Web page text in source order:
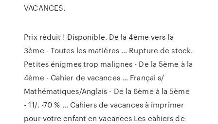
VACANCES.
Prix réduit ! Disponible. De la 4ème vers la
3ème - Toutes les matières ... Rupture de stock.
Petites énigmes trop malignes - De la 5ème à la
4ème - Cahier de vacances ... Françai s/
Mathématiques/Anglais - De la 6ème à la 5ème
- 11/. -70 % ... Cahiers de vacances à imprimer
pour votre enfant en vacances Les cahiers de